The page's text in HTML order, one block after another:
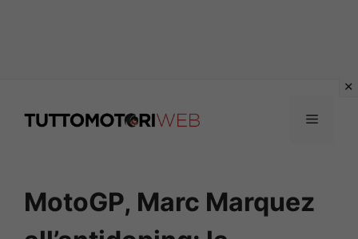
Menu
MotoGP, Marc Marquez